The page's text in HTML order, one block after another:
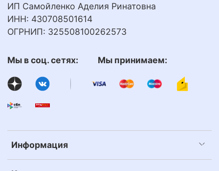
Информация
ИП Самойленко Аделия Ринатовна
ИНН: 430708501614
ОГРНИП: 325508100262573
Мы в соц. сетях: Мы принимаем: